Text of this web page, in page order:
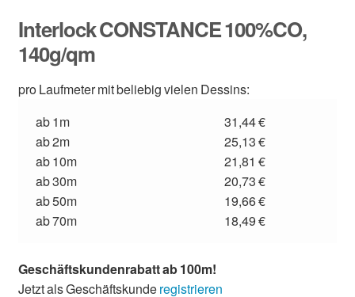
Interlock CONSTANCE 100%CO,
140g/qm
pro Laufmeter mit beliebig vielen Dessins:
ab 1m
ab 2m
ab 10m
ab 30m
ab 50m
ab 70m
31,44 €
25,13 €
21,81 €
20,73 €
19,66 €
18,49 €
Geschäftskundenrabatt ab 100m!
Jetzt als Geschäftskunde registrieren